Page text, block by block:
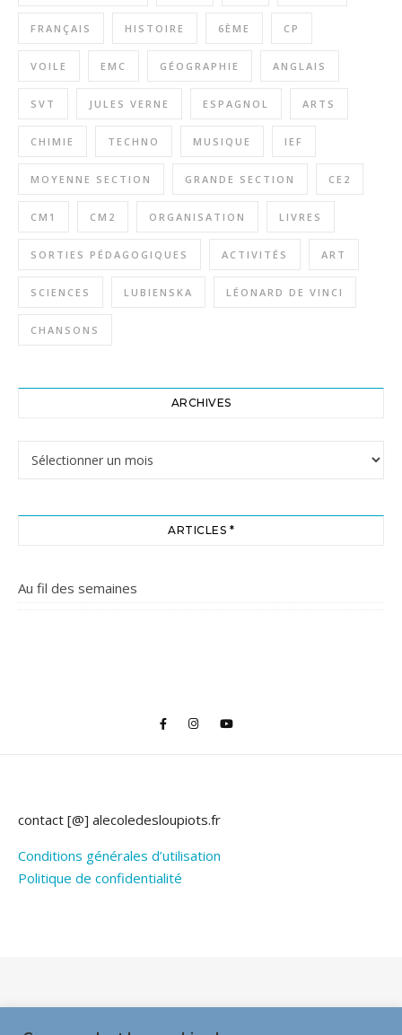
FRANÇAIS HISTOIRE 6ÈME CP
VOILE EMC GÉOGRAPHIE ANGLAIS
SVT JULES VERNE ESPAGNOL ARTS
CHIMIE TECHNO MUSIQUE IEF
MOYENNE SECTION GRANDE SECTION CE2
CM1 CM2 ORGANISATION LIVRES
SORTIES PÉDAGOGIQUES ACTIVITÉS ART
SCIENCES LUBIENSKA LÉONARD DE VINCI
CHANSONS
ARCHIVES
ARTICLES *
Au fil des semaines
contact [@] alecoledesloupiots.fr
Conditions générales d’utilisation
Politique de confidentialité